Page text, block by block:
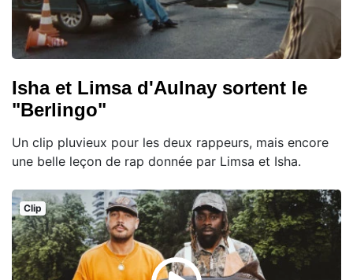
Isha et Limsa d'Aulnay sortent le
"Berlingo"
Un clip pluvieux pour les deux rappeurs, mais encore
une belle leçon de rap donnée par Limsa et Isha.
Clip